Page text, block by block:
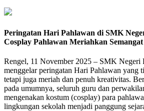
Peringatan Hari Pahlawan di SMK
Cosplay Pahlawan Meriahkan
Rengel, 11 November 2025 – SMK Negeri
menggelar peringatan Hari Pahlawan yang
tetapi juga meriah dan penuh kreativitas.
pada umumnya, seluruh guru dan
mengenakan kostum (cosplay) para
lingkungan sekolah menjadi panggung